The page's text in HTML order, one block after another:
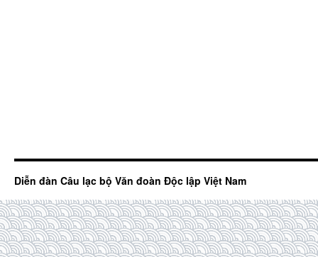
Diễn đàn Câu lạc bộ Văn đoàn Độc lập Việt Nam